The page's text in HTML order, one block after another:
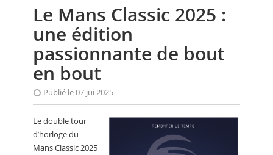
ANNUAIRES
PETITES ANNONCES
Le Mans Classic 2025 :
une édition
passionnante de bout
en bout
Publié le 07 jui 2025
Le double tour
d’horloge du
Mans Classic 2025